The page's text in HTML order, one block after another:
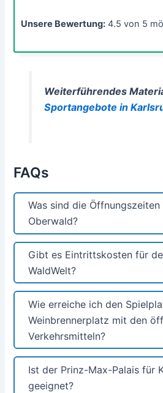
Unsere Bewertung: 4.5 von 5
Weiterführendes
Sportangebote in
FAQs
Was sind die
Oberwald?
Gibt es Eintrittskosten für
WaldWelt?
Wie erreiche ich den
Weinbrennerplatz mit den
Verkehrsmitteln?
Ist der Prinz-Max-Palais für
geeignet?